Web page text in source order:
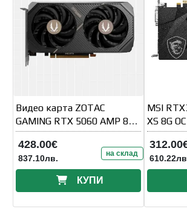
Видео карта ZOTAC
GAMING RTX 5060 AMP 8GB
GDDR7
428.00€
837.10лв. на склад
КУПИ
MSI
XS 8G OC